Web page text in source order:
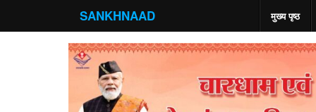
SANKHNAAD मुख्य पृष्ठ